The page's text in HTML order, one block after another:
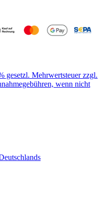
gesetzl. Mehrwertsteuer zzgl.
wenn nicht